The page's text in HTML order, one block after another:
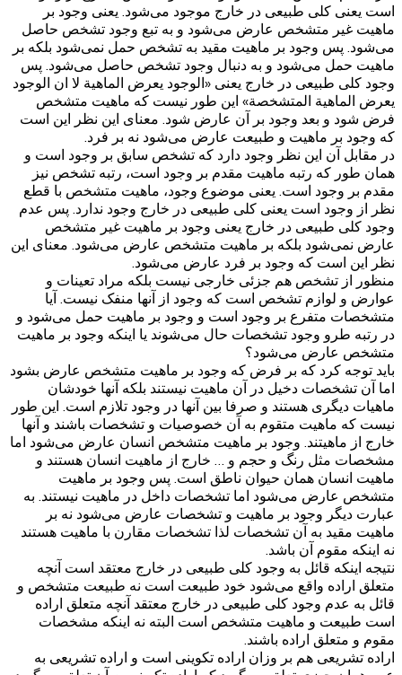
است یعنی کلی طبیعی در خارج موجود می‌شود. یعنی وجود بر
ماهیت غیر متشخص عارض می‌شود و به تبع وجود تشخص حاصل
می‌شود. پس وجود بر ماهیت مقید به تشخص حمل نمی‌شود بلکه بر
ماهیت حمل می‌شود و به دنبال وجود تشخص حاصل می‌شود. پس
وجود کلی طبیعی در خارج یعنی «الوجود یعرض الماهیة لا ان الوجود
یعرض الماهیة المتشخصة» این طور نیست که ماهیت متشخص
فرض شود و بعد وجود بر آن عارض شود. معنای این نظر این است
که وجود بر ماهیت و طبیعت عارض می‌شود نه بر فرد.
در مقابل آن این نظر وجود دارد که تشخص سابق بر وجود است و
همان طور که رتبه ماهیت مقدم بر وجود است، رتبه تشخص نیز
مقدم بر وجود است. یعنی موضوع وجود، ماهیت متشخص با قطع
نظر از وجود است یعنی کلی طبیعی در خارج وجود ندارد. پس عدم
وجود کلی طبیعی در خارج یعنی وجود بر ماهیت غیر متشخص
عارض نمی‌شود بلکه بر ماهیت متشخص عارض می‌شود. معنای این
نظر این است که وجود بر فرد عارض می‌شود.
منظور از تشخص هم جزئی خارجی نیست بلکه مراد تعینات و
عوارض و لوازم تشخص است که وجود از آنها منفک نیست. آیا
متشخصات متفرع بر وجود است و وجود بر ماهیت حمل می‌شود و
در رتبه طرو وجود تشخصات حال می‌شوند یا اینکه وجود بر ماهیت
متشخص عارض می‌شود؟
باید توجه کرد که بر فرض که وجود بر ماهیت متشخص عارض بشود
اما آن تشخصات دخیل در آن ماهیت نیستند بلکه آنها خودشان
ماهیات دیگری هستند و صرفا بین آنها در وجود تلازم است. این طور
نیست که ماهیت متقوم به آن خصوصیات و تشخصات باشند و آنها
خارج از ماهیتند. وجود بر ماهیت متشخص انسان عارض می‌شود اما
مشخصات مثل رنگ و حجم و … خارج از ماهیت انسان هستند و
ماهیت انسان همان حیوان ناطق است. پس وجود بر ماهیت
متشخص عارض می‌شود اما تشخصات داخل در ماهیت نیستند. به
عبارت دیگر وجود بر ماهیت و تشخصات عارض می‌شود نه بر
ماهیت مقید به آن تشخصات لذا تشخصات مقارن با ماهیت هستند
نه اینکه مقوم آن باشد.
نتیجه اینکه قائل به وجود کلی طبیعی در خارج معتقد است آنچه
متعلق اراده واقع می‌شود خود طبیعت است نه طبیعت متشخص و
قائل به عدم وجود کلی طبیعی در خارج معتقد آنچه متعلق اراده
است طبیعت و ماهیت متشخص است البته نه اینکه مشخصات
مقوم و متعلق اراده باشند.
اراده تشریعی هم بر وزان اراده تکوینی است و اراده تشریعی به